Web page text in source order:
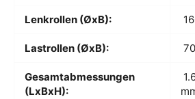
Lenkrollen (ØxB):
Lastrollen (ØxB):
Gesamtabmessungen
(LxBxH):